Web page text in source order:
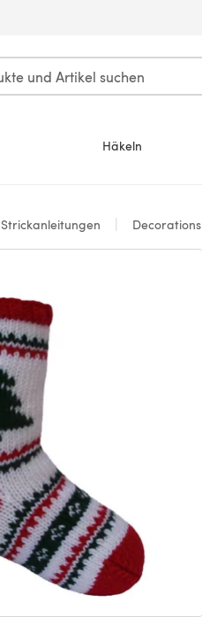
Häkeln
Strickanleitungen Decorations